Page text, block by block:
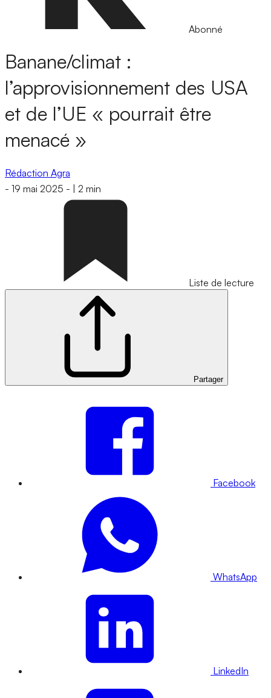
Abonné
Banane/climat :
l’approvisionnement des USA
et de l’UE « pourrait être
menacé »
Rédaction Agra
- 19 mai 2025 - 2 min
Liste de lecture
Partager
Facebook
WhatsApp
LinkedIn